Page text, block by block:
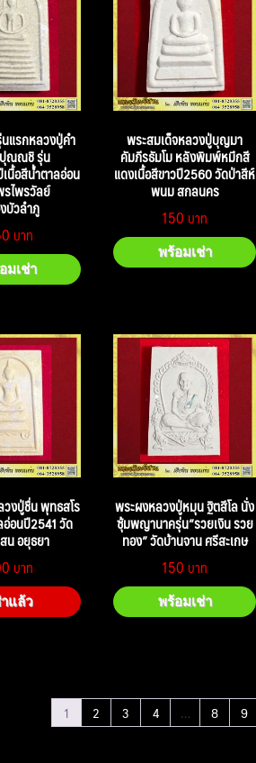
แรกหลวงปู่คำ
ณณชิ รุ่น
นื้อสีน้ำตาลอ่อน
ไพรวัลย์
บัวลำภู
มเช่า
พระสมเด็จหลวงปู่บุญมา
คัมภีรธัมโม หลังพิมพ์หมึกสี
แดงเนื้อสีขาวปี2560 วัดป่าสีห์
พนม สกลนคร
150
พร้อมเช่า
งปู่ชื่น พุทธสโร
อ่อนปี2541 วัด
อยุธยา
าแล้ว
พระผงหลวงปู่หมุน ฐิตสีโล นั่ง
ซุ้มพญานาครุ่น”รวยเงิน รวย
ทอง” วัดบ้านจาน ศรีสะเกษ
150
พร้อมเช่า
1 2 3 4 … 8 9